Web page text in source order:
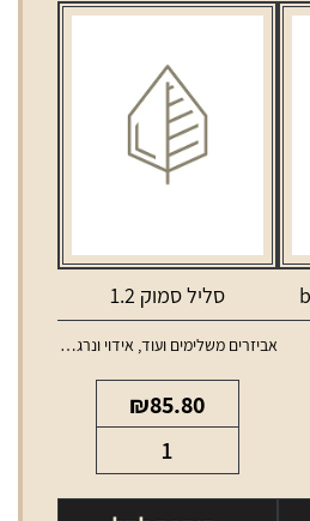
סליל סמוק 1.2
אביזרים משלימים ועוד, אידוי ונרגילות
₪85.80
של
סליל